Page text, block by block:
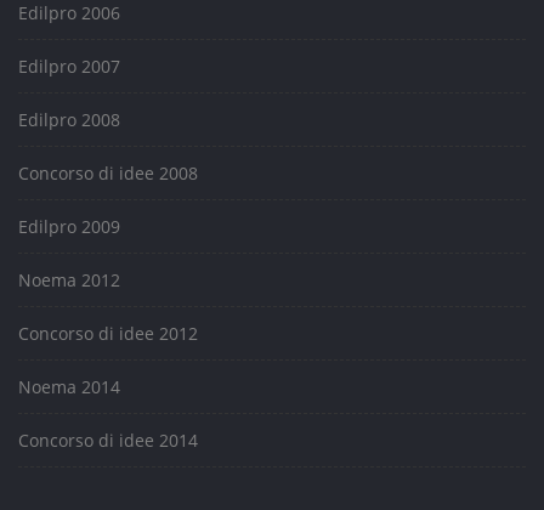
Edilpro 2006
Edilpro 2007
Edilpro 2008
Concorso di idee 2008
Edilpro 2009
Noema 2012
Concorso di idee 2012
Noema 2014
Concorso di idee 2014